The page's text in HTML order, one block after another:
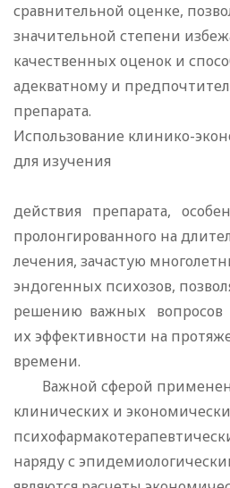
сравнительной оценке,
значительной степени
качественных оценок и
адекватному и
препарата.
Использование клинико-
для изучения
действия препарата,
пролонгированного на
лечения, зачастую
эндогенных психозов,
решению важных вопросов
их эффективности на
времени.
Важной сферой
клинических и
наряду с